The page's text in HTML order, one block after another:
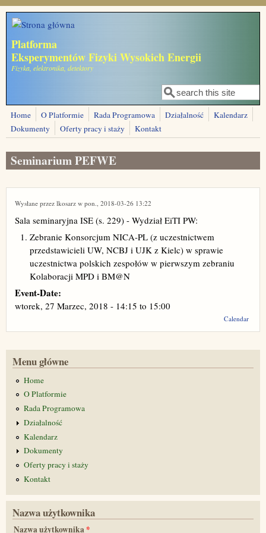
Przejdź do treści
Platforma
Eksperymentów Fizyki Wysokich Energii
Fizyka, elektronika, detektory
Formularz
wyszukiwania
Szukaj
Home O Platformie Rada Programowa Działalność
Kalendarz
Dokumenty
Oferty pracy i staży Kontakt
Seminarium PEFWE
Wysłane przez lkosarz w pon., 2018-03-26 13:22
Sala seminaryjna ISE (s. 229) - Wydział EiTI PW:
Zebranie Konsorcjum NICA-PL (z uczestnictwem
przedstawicieli UW, NCBJ i UJK z Kielc) w sprawie
uczestnictwa polskich zespołów w pierwszym zebraniu
Kolaboracji MPD i BM@N
Event-Date:
wtorek, 27 Marzec, 2018 - 14:15 to 15:00
Calendar
Menu główne
Home
O Platformie
Rada Programowa
Działalność
Kalendarz
Dokumenty
Oferty pracy i staży
Kontakt
Nazwa użytkownika
Nazwa użytkownika*